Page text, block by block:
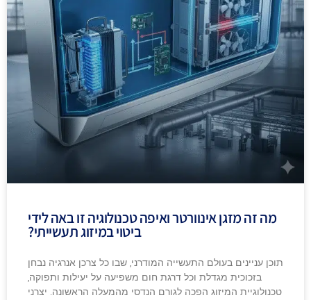
מה זה מזגן אינוורטר ואיפה טכנולוגיה זו באה לידי
ביטוי במיזוג תעשייתי?
תוכן עניינים בעולם התעשייה המודרני, שבו כל צרכן אנרגיה נבחן
בזכוכית מגדלת וכל דרגת חום משפיעה על יעילות ותפוקה,
טכנולוגיית המיזוג הפכה לגורם הנדסי מהמעלה הראשונה. יצרני